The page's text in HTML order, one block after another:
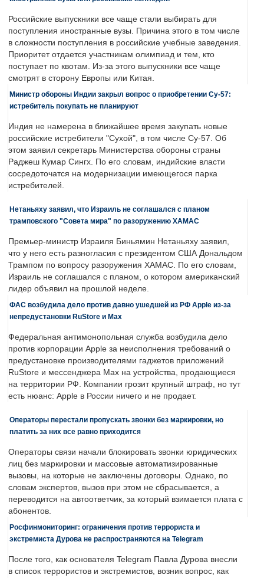
Российские выпускники все чаще стали выбирать для
поступления иностранные вузы. Причина этого в том числе
в сложности поступления в российские учебные заведения.
Приоритет отдается участникам олимпиад и тем, кто
поступает по квотам. Из-за этого выпускники все чаще
смотрят в сторону Европы или Китая.
Министр обороны Индии закрыл вопрос о приобретении Су-57:
истребитель покупать не планируют
Индия не намерена в ближайшее время закупать новые
российские истребители "Сухой", в том числе Су-57. Об
этом заявил секретарь Министерства обороны страны
Раджеш Кумар Сингх. По его словам, индийские власти
сосредоточатся на модернизации имеющегося парка
истребителей.
Нетаньяху заявил, что Израиль не соглашался с планом
трамповского "Совета мира" по разоружению ХАМАС
Премьер-министр Израиля Биньямин Нетаньяху заявил,
что у него есть разногласия с президентом США Дональдом
Трампом по вопросу разоружения ХАМАС. По его словам,
Израиль не соглашался с планом, о котором американский
лидер объявил на прошлой неделе.
ФАС возбудила дело против давно ушедшей из РФ Apple из-за
непредустановки RuStore и Max
Федеральная антимонопольная служба возбудила дело
против корпорации Apple за неисполнения требований о
предустановке производителями гаджетов приложений
RuStore и мессенджера Max на устройства, продающиеся
на территории РФ. Компании грозит крупный штраф, но тут
есть нюанс: Apple в России ничего и не продает.
Операторы перестали пропускать звонки без маркировки, но
платить за них все равно приходится
Операторы связи начали блокировать звонки юридических
лиц без маркировки и массовые автоматизированные
вызовы, на которые не заключены договоры. Однако, по
словам экспертов, вызов при этом не сбрасывается, а
переводится на автоответчик, за который взимается плата с
абонентов.
Росфинмониторинг: ограничения против террориста и
экстремиста Дурова не распространяются на Telegram
После того, как основателя Telegram Павла Дурова внесли
в список террористов и экстремистов, возник вопрос, как